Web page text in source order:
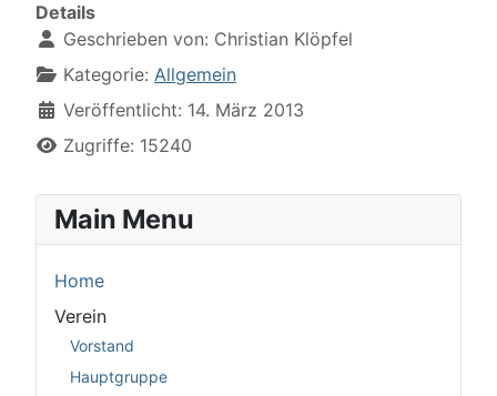
Details
Geschrieben von: Christian Klöpfel
Kategorie: Allgemein
Veröffentlicht: 14. März 2013
Zugriffe: 15240
Main Menu
Home
Verein
Vorstand
Hauptgruppe